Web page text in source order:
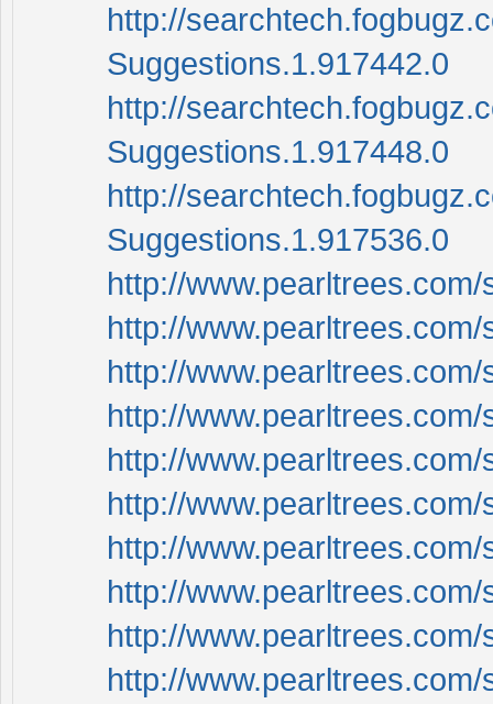
http://
Suggestions.1.917442.0
http://
Suggestions.1.917448.0
http://
Suggestions.1.917536.0
http://
http://www.pearltrees.com/
http://
http://
http://
http://
http://
http://
http://
http://